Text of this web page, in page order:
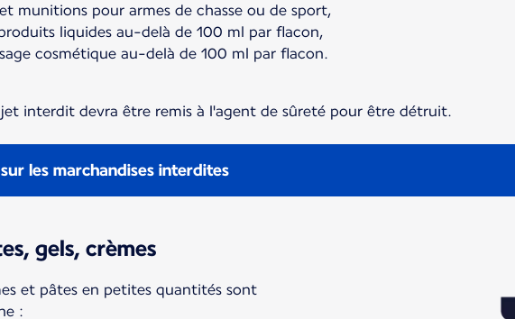
munitions pour armes de chasse ou de sport,
liquides au-delà de 100 ml par flacon,
cosmétique au-delà de 100 ml par flacon.
interdit devra être remis à l'agent de sûreté pour être détruit.
les marchandises interdites
gels, crèmes
et pâtes en petites quantités sont
: